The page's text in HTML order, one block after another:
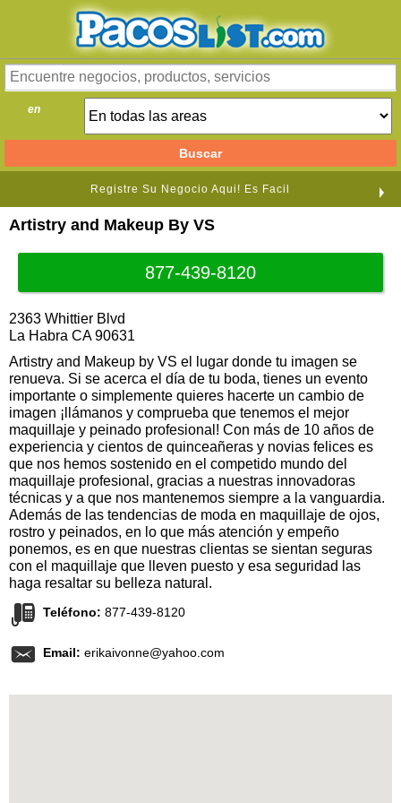
en
Registre Su Negocio Aqui! Es Facil
Artistry and Makeup By VS
877-439-8120
2363 Whittier Blvd
La Habra CA 90631
Artistry and Makeup by VS el lugar donde tu imagen se
renueva. Si se acerca el día de tu boda, tienes un evento
importante o simplemente quieres hacerte un cambio de
imagen ¡llámanos y comprueba que tenemos el mejor
maquillaje y peinado profesional! Con más de 10 años de
experiencia y cientos de quinceañeras y novias felices es
que nos hemos sostenido en el competido mundo del
maquillaje profesional, gracias a nuestras innovadoras
técnicas y a que nos mantenemos siempre a la vanguardia.
Además de las tendencias de moda en maquillaje de ojos,
rostro y peinados, en lo que más atención y empeño
ponemos, es en que nuestras clientas se sientan seguras
con el maquillaje que lleven puesto y esa seguridad las
haga resaltar su belleza natural.
Teléfono: 877-439-8120
Email: erikaivonne@yahoo.com